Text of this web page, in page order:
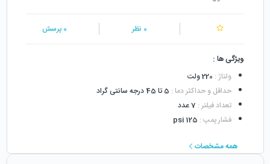
0 نظر 0 پرسش
ویژگی ها :
ولتاژ : 220 ولت
حداقل و حداکثر دما : 5 تا 45 درجه سانتی گراد
تعداد فیلتر : 7 عدد
فشار پمپ:
125 psi
همه مشخصات